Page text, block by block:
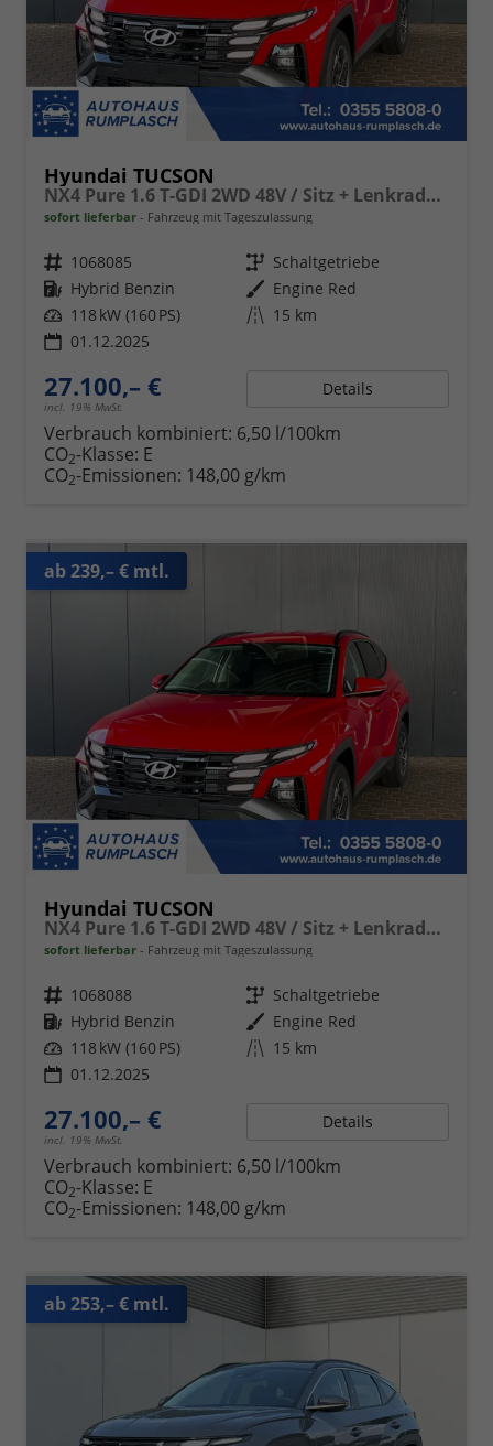
Hyundai TUCSON
NX4 Pure 1.6 T-GDI 2WD 48V / Sitz + Lenkradheiz. LED Tempomat Alu 17"
sofort lieferbar Fahrzeug mit Tageszulassung
Fahrzeugnr. 1068085 Getriebe Schaltgetriebe
Kraftstoff Hybrid Benzin Außenfarbe Engine Red
Leistung 118 kW (160 PS) Kilometerstand 15 km
01.12.2025
27.100,– €
incl. 19% MwSt.
Details
Verbrauch kombiniert: 6,50 l/100km
CO2-Klasse: E
CO2-Emissionen: 148,00 g/km
ab 239,– € mtl.
Hyundai TUCSON
NX4 Pure 1.6 T-GDI 2WD 48V / Sitz + Lenkradheiz. LED Tempomat Alu 17"
sofort lieferbar Fahrzeug mit Tageszulassung
Fahrzeugnr. 1068088 Getriebe Schaltgetriebe
Kraftstoff Hybrid Benzin Außenfarbe Engine Red
Leistung 118 kW (160 PS) Kilometerstand 15 km
01.12.2025
27.100,– €
incl. 19% MwSt.
Details
Verbrauch kombiniert: 6,50 l/100km
CO2-Klasse: E
CO2-Emissionen: 148,00 g/km
ab 253,– € mtl.